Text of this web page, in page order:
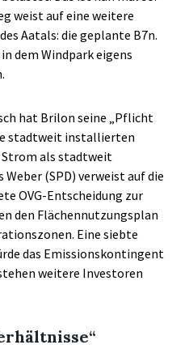
weist auf eine weitere
Aatals: die geplante B7n.
dem Windpark eigens
hat Brilon seine „Pflicht
stadtweit installierten
als stadtweit
(SPD) verweist auf die
OVG-Entscheidung zur
den Flächennutzungsplan
Eine siebte
das Emissionskontingent
weitere Investoren